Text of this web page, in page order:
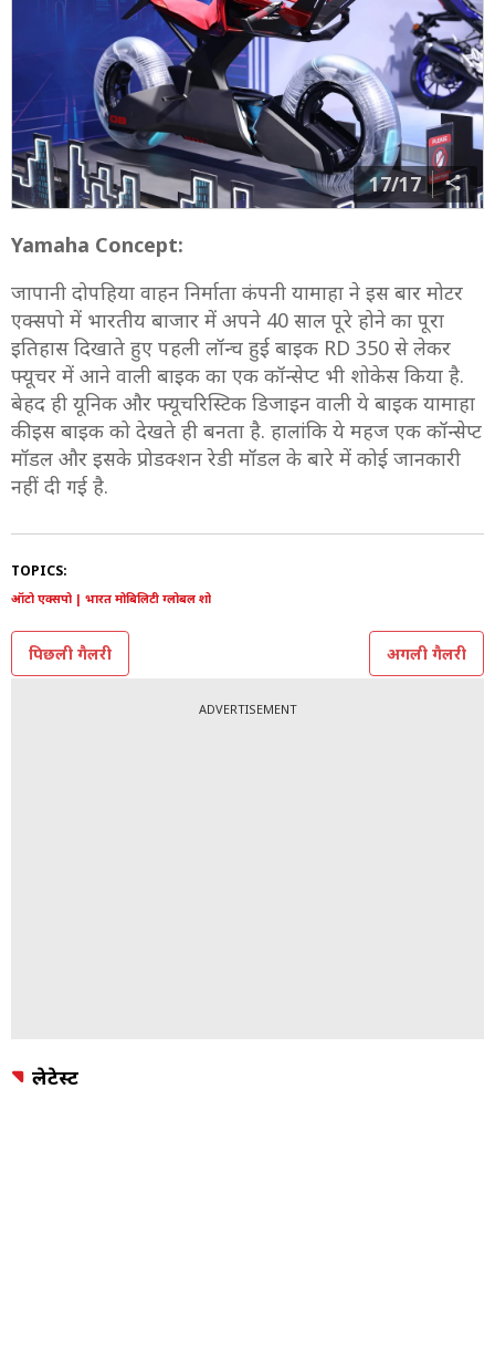
17/17
Yamaha Concept:
जापानी दोपहिया वाहन निर्माता कंपनी यामाहा ने इस बार मोटर
एक्सपो में भारतीय बाजार में अपने 40 साल पूरे होने का पूरा
इतिहास दिखाते हुए पहली लॉन्च हुई बाइक RD 350 से लेकर
फ्यूचर में आने वाली बाइक का एक कॉन्सेप्ट भी शोकेस किया है.
बेहद ही यूनिक और फ्यूचरिस्टिक डिजाइन वाली ये बाइक यामाहा
की इस बाइक को देखते ही बनता है. हालांकि ये महज एक कॉन्सेप्ट
मॉडल और इसके प्रोडक्शन रेडी मॉडल के बारे में कोई जानकारी
नहीं दी गई है.
TOPICS:
ऑटो एक्सपो | भारत मोबिलिटी ग्लोबल शो
पिछली गैलरी अगली गैलरी
ADVERTISEMENT
लेटेस्ट